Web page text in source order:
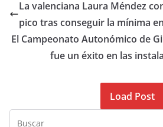
La valenciana Laura Méndez
pico tras conseguir la mínima
El Campeonato Autonómico de
fue un éxito en las
Load Post